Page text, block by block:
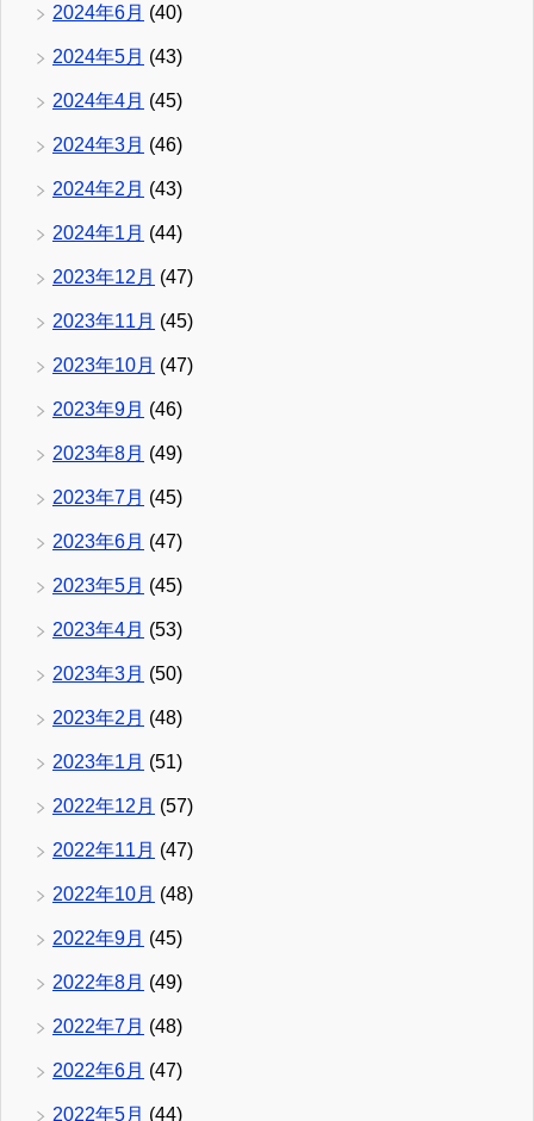
2024年6月 (40)
2024年5月 (43)
2024年4月 (45)
2024年3月 (46)
2024年2月 (43)
2024年1月 (44)
2023年12月 (47)
2023年11月 (45)
2023年10月 (47)
2023年9月 (46)
2023年8月 (49)
2023年7月 (45)
2023年6月 (47)
2023年5月 (45)
2023年4月 (53)
2023年3月 (50)
2023年2月 (48)
2023年1月 (51)
2022年12月 (57)
2022年11月 (47)
2022年10月 (48)
2022年9月 (45)
2022年8月 (49)
2022年7月 (48)
2022年6月 (47)
2022年5月 (44)